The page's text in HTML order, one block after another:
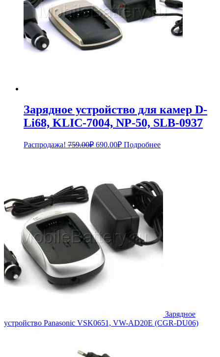
Зарядное устройство для камер D-
Li68, KLIC-7004, NP-50, SLB-0937
Распродажа! 759.00₽ Первоначальная
690.00₽Текущая
Подробнее
Зарядное
устройство Panasonic VSK0651, VW-AD20E (CGR-DU06)